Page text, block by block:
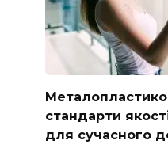
стандарти
для сучасного